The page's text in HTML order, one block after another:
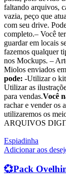
faltando arquivos,
vazia, peço que
com seu drive.
completo.– Você
guardar em locais
fazemos qualquer
nos Mockups. –
Miolos enviados
pode: -Utilizar o kit
Utilizar as
para vendas.Você
rachar e vender os
utilizaremos os
ARQUIVOS
Espiadinha
Adicionar aos
💞Pack